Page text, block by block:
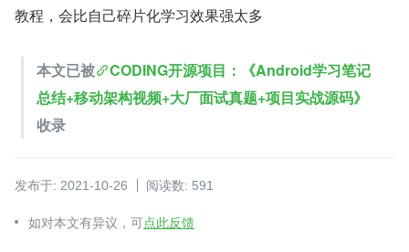
教程，会比自己碎片化学习效果强太多
本文已被
CODING开源项目：《Android学习笔记
总结+移动架构视频+大厂面试真题+项目实战源码》
收录
发布于: 2021-10-26 阅读数: 591
如对本文有异议，可点此反馈